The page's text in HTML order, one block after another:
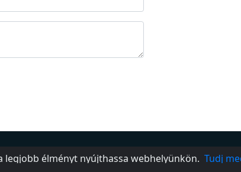
egy állomást Privacy policy
legjobb élményt nyújthassa webhelyünkön. Tudj